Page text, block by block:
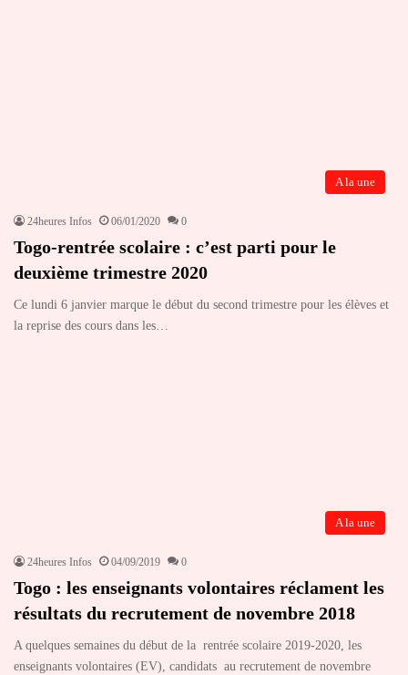
A la une
24heures Infos 06/01/2020 0
Togo-rentrée scolaire : c’est parti pour le
deuxième trimestre 2020
Ce lundi 6 janvier marque le début du second trimestre pour les élèves et
la reprise des cours dans les…
A la une
24heures Infos 04/09/2019 0
Togo : les enseignants volontaires réclament les
résultats du recrutement de novembre 2018
A quelques semaines du début de la rentrée scolaire 2019-2020, les
enseignants volontaires (EV), candidats au recrutement de novembre